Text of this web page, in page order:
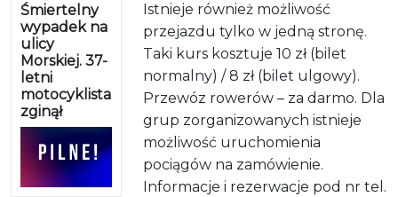
Śmiertelny
wypadek na
ulicy
Morskiej. 37-
letni
motocyklista
zginął
Istnieje również możliwość
przejazdu tylko w jedną stronę.
Taki kurs kosztuje 10 zł (bilet
normalny) / 8 zł (bilet ulgowy).
Przewóz rowerów – za darmo. Dla
grup zorganizowanych istnieje
możliwość uruchomienia
pociągów na zamówienie.
Informacje i rezerwacje pod nr tel.